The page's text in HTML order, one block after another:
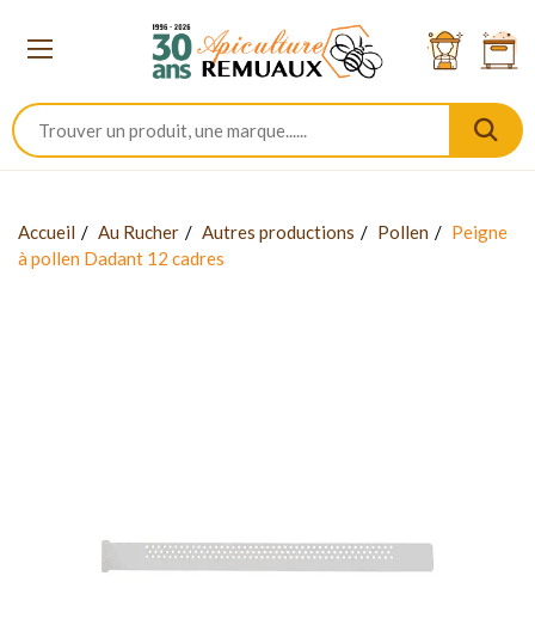
Accueil Au Rucher Autres productions Pollen
Peigne
à pollen Dadant 12 cadres